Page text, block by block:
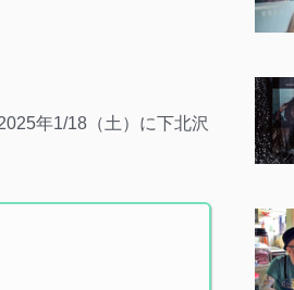
年1/18（土）に下北沢